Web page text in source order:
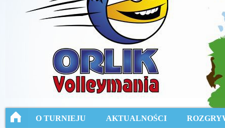
O TURNIEJU AKTUALNOŚCI